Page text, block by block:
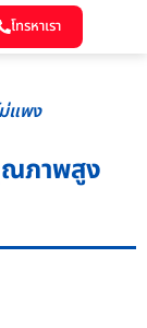
โทรหาเรา
แพง
ณภาพสูง